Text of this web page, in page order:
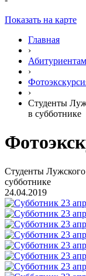
Показать на карте
Главная
›
Абитуриентам
›
›
Студенты
в субботнике
Студенты Лужского
субботнике
24.04.2019